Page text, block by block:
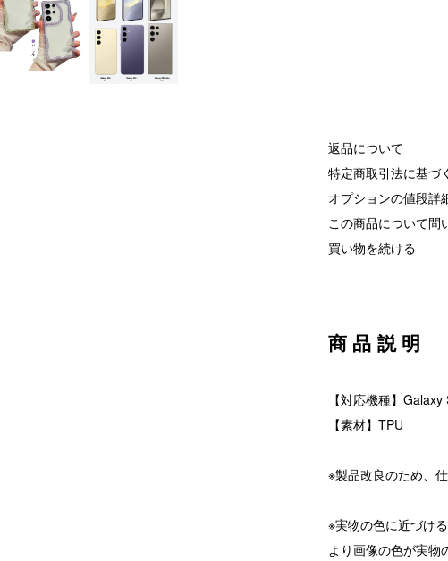
返品について
特定商取引法に基づ
オプションの値段詳
この商品について問
買い物を続ける
商品説明
【対応機種】
【素材】TPU
※製品改良のため、
※実物の色に近づけ
より画像の色が実物